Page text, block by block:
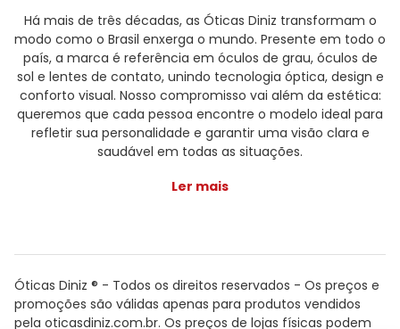
Há mais de três décadas, as Óticas Diniz transformam o
modo como o Brasil enxerga o mundo. Presente em todo o
país, a marca é referência em óculos de grau, óculos de
sol e lentes de contato, unindo tecnologia óptica, design e
conforto visual. Nosso compromisso vai além da estética:
queremos que cada pessoa encontre o modelo ideal para
refletir sua personalidade e garantir uma visão clara e
saudável em todas as situações.
Ler mais
Óticas Diniz ® - Todos os direitos reservados - Os preços e
promoções são válidas apenas para produtos vendidos
pela oticasdiniz.com.br. Os preços de lojas físicas podem